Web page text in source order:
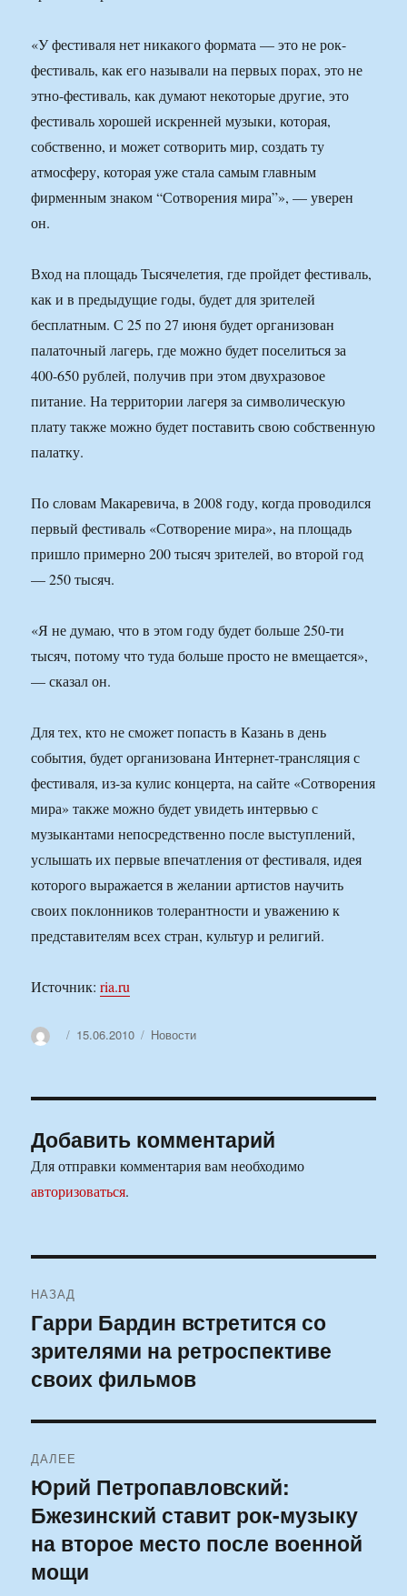
«У фестиваля нет никакого формата — это не рок-
фестиваль, как его называли на первых порах, это не
этно-фестиваль, как думают некоторые другие, это
фестиваль хорошей искренней музыки, которая,
собственно, и может сотворить мир, создать ту
атмосферу, которая уже стала самым главным
фирменным знаком “Сотворения мира”», — уверен
он.
Вход на площадь Тысячелетия, где пройдет фестиваль,
как и в предыдущие годы, будет для зрителей
бесплатным. С 25 по 27 июня будет организован
палаточный лагерь, где можно будет поселиться за
400-650 рублей, получив при этом двухразовое
питание. На территории лагеря за символическую
плату также можно будет поставить свою собственную
палатку.
По словам Макаревича, в 2008 году, когда проводился
первый фестиваль «Сотворение мира», на площадь
пришло примерно 200 тысяч зрителей, во второй год
— 250 тысяч.
«Я не думаю, что в этом году будет больше 250-ти
тысяч, потому что туда больше просто не вмещается»,
— сказал он.
Для тех, кто не сможет попасть в Казань в день
события, будет организована Интернет-трансляция с
фестиваля, из-за кулис концерта, на сайте «Сотворения
мира» также можно будет увидеть интервью с
музыкантами непосредственно после выступлений,
услышать их первые впечатления от фестиваля, идея
которого выражается в желании артистов научить
своих поклонников толерантности и уважению к
представителям всех стран, культур и религий.
Источник:ria.ru
АвторОпубликовано
15.06.2010 Рубрики
Новости
Добавить комментарий
Для отправки комментария вам необходимо
авторизоваться.
по
записям
НАЗАД
Предыдущая
запись:
Гарри Бардин встретится со
зрителями на ретроспективе
своих фильмов
ДАЛЕЕ
Следующая
запись:
Юрий Петропавловский:
Бжезинский ставит рок-музыку
на второе место после военной
мощи